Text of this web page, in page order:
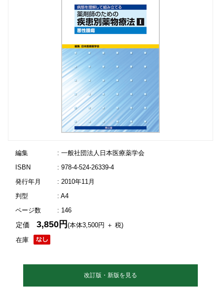
編集
: 一般社団法人日本医療薬学会
ISBN
: 978-4-524-26339-4
発行年月
: 2010年11月
判型
: A4
ページ数
: 146
在庫
定価3,850円(本体3,500円 ＋ 税)
改訂版・新版を見る